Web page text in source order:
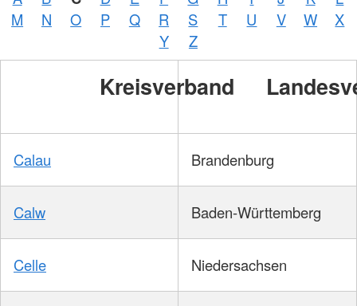
M
N O P Q R S T U V W
X
Y
Z
Kreisverband
Calau Brandenburg
Calw Baden-Württemberg
Celle Niedersachsen